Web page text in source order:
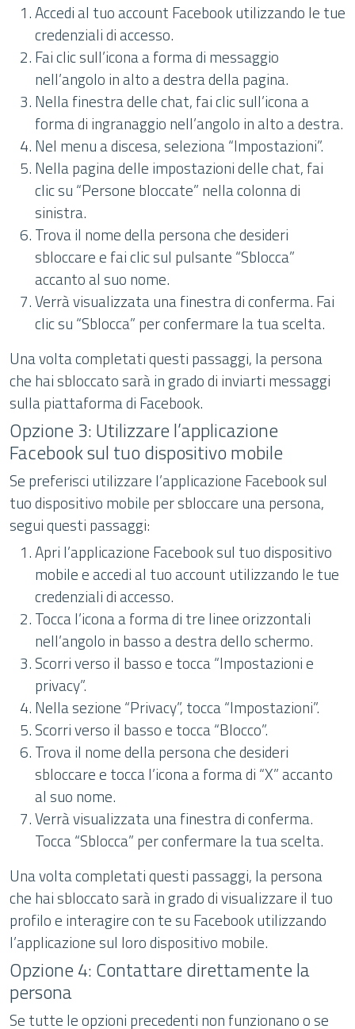
Accedi al tuo account Facebook utilizzando le tue
credenziali di accesso.
Fai clic sull’icona a forma di messaggio
nell’angolo in alto a destra della pagina.
Nella finestra delle chat, fai clic sull’icona a
forma di ingranaggio nell’angolo in alto a destra.
Nel menu a discesa, seleziona “Impostazioni”.
Nella pagina delle impostazioni delle chat, fai
clic su “Persone bloccate” nella colonna di
sinistra.
Trova il nome della persona che desideri
sbloccare e fai clic sul pulsante “Sblocca”
accanto al suo nome.
Verrà visualizzata una finestra di conferma. Fai
clic su “Sblocca” per confermare la tua scelta.
Una volta completati questi passaggi, la persona
che hai sbloccato sarà in grado di inviarti messaggi
sulla piattaforma di Facebook.
Opzione 3: Utilizzare l’applicazione
Facebook sul tuo dispositivo mobile
Se preferisci utilizzare l’applicazione Facebook sul
tuo dispositivo mobile per sbloccare una persona,
segui questi passaggi:
Apri l’applicazione Facebook sul tuo dispositivo
mobile e accedi al tuo account utilizzando le tue
credenziali di accesso.
Tocca l’icona a forma di tre linee orizzontali
nell’angolo in basso a destra dello schermo.
Scorri verso il basso e tocca “Impostazioni e
privacy”.
Nella sezione “Privacy”, tocca “Impostazioni”.
Scorri verso il basso e tocca “Blocco”.
Trova il nome della persona che desideri
sbloccare e tocca l’icona a forma di “X” accanto
al suo nome.
Verrà visualizzata una finestra di conferma.
Tocca “Sblocca” per confermare la tua scelta.
Una volta completati questi passaggi, la persona
che hai sbloccato sarà in grado di visualizzare il tuo
profilo e interagire con te su Facebook utilizzando
l’applicazione sul loro dispositivo mobile.
Opzione 4: Contattare direttamente la
persona
Se tutte le opzioni precedenti non funzionano o se